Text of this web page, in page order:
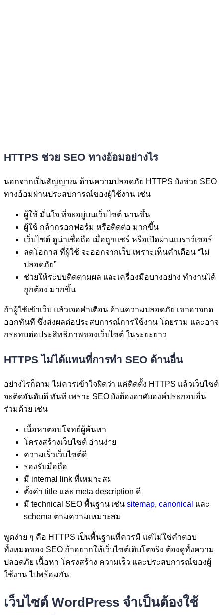
HTTPS ช่วย SEO ทางอ้อมอย่างไร
นอกจากเป็นสัญญาณ ด้านความปลอดภัย HTTPS ยังช่วย SEO
ทางอ้อมผ่านประสบการณ์ของผู้ใช้งาน เช่น
ผู้ใช้ มั่นใจ ที่จะอยู่บนเว็บไซต์ นานขึ้น
ผู้ใช้ กล้ากรอกฟอร์ม หรือติดต่อ มากขึ้น
เว็บไซต์ ดูน่าเชื่อถือ เมื่อถูกแชร์ หรือเปิดผ่านเบราว์เซอร์
ลดโอกาส ที่ผู้ใช้ จะออกจากเว็บ เพราะเห็นคำเตือน “ไม่
ปลอดภัย”
ช่วยให้ระบบติดตามผล และเครื่องมือบางอย่าง ทำงานได้
ถูกต้อง มากขึ้น
ถ้าผู้ใช้เข้าเว็บ แล้วเจอคำเตือน ด้านความปลอดภัย เขาอาจกด
ออกทันที ซึ่งส่งผลต่อประสบการณ์การใช้งาน โดยรวม และอาจ
กระทบต่อประสิทธิภาพของเว็บไซต์ ในระยะยาว
HTTPS ไม่ได้แทนที่การทำ SEO ด้านอื่น
อย่างไรก็ตาม ไม่ควรเข้าใจผิดว่า แค่ติดตั้ง HTTPS แล้วเว็บไซต์
จะติดอันดับดี ทันที เพราะ SEO ยังต้องอาศัยองค์ประกอบอื่น
ร่วมด้วย เช่น
เนื้อหาตอบโจทย์ผู้ค้นหา
โครงสร้างเว็บไซต์ อ่านง่าย
ความเร็วเว็บไซต์ดี
รองรับมือถือ
มี internal link ที่เหมาะสม
ตั้งค่า title และ meta description ดี
มี technical SEO พื้นฐาน เช่น sitemap, canonical และ
schema ตามความเหมาะสม
พูดง่าย ๆ คือ HTTPS เป็นพื้นฐานที่ควรมี แต่ไม่ใช่คำตอบ
ทั้งหมดของ SEO ถ้าอยากให้เว็บไซต์เติบโตจริง ต้องดูทั้งความ
ปลอดภัย เนื้อหา โครงสร้าง ความเร็ว และประสบการณ์ของผู้
ใช้งาน ไปพร้อมกัน
เว็บไซต์ WordPress จำเป็นต้องใช้